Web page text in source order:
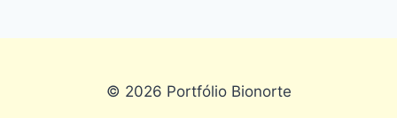
© 2026 Portfólio Bionorte